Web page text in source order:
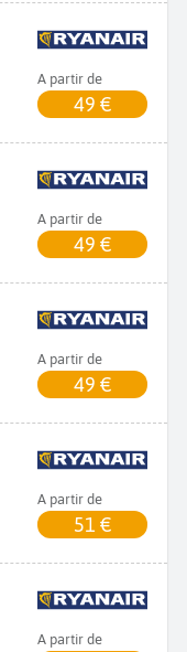
A partir de
49 €
A partir de
49 €
A partir de
49 €
A partir de
51 €
A partir de